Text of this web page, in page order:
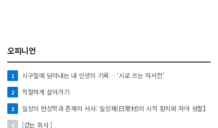
오피니언
1 시구절에 담아내는 내 인생의 기록… ‘시로 쓰는 자서전’
2 적절하게 살아가기
3 일상의 현상학과 존재의 서사: 일상재(日常材)의 시적 환치와 자아 성찰】
4 [걷는 회사 ]